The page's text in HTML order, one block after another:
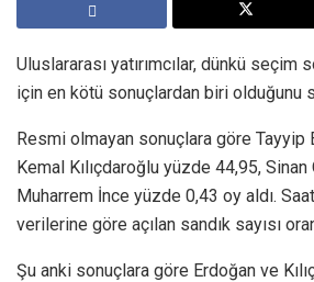
Uluslararası yatırımcılar, dünkü seçim
için en kötü sonuçlardan biri olduğunu
Resmi olmayan sonuçlara göre Tayyip
Kemal Kılıçdaroğlu yüzde 44,95,
Muharrem İnce yüzde 0,43 oy aldı.
verilerine göre açılan sandık sayısı
Şu anki sonuçlara göre Erdoğan ve